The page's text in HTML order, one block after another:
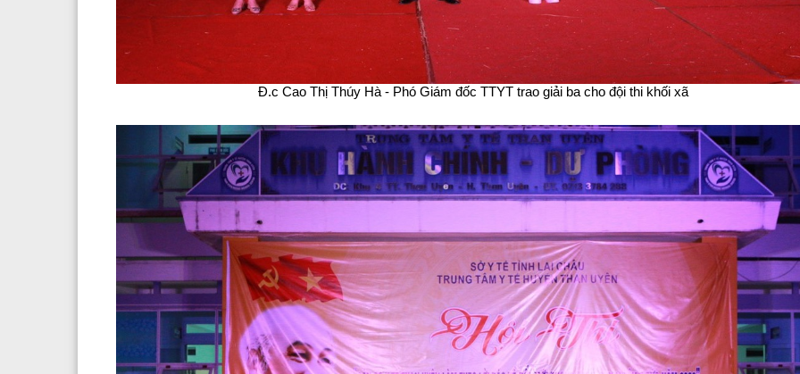
Đ.c Cao Thị Thúy Hà - Phó Giám đốc TTYT trao giải ba cho đội thi khối xã